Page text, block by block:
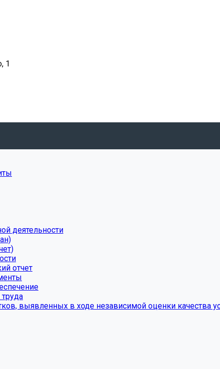
1
деятельности
отчет
выявленных в ходе независимой оценки качества